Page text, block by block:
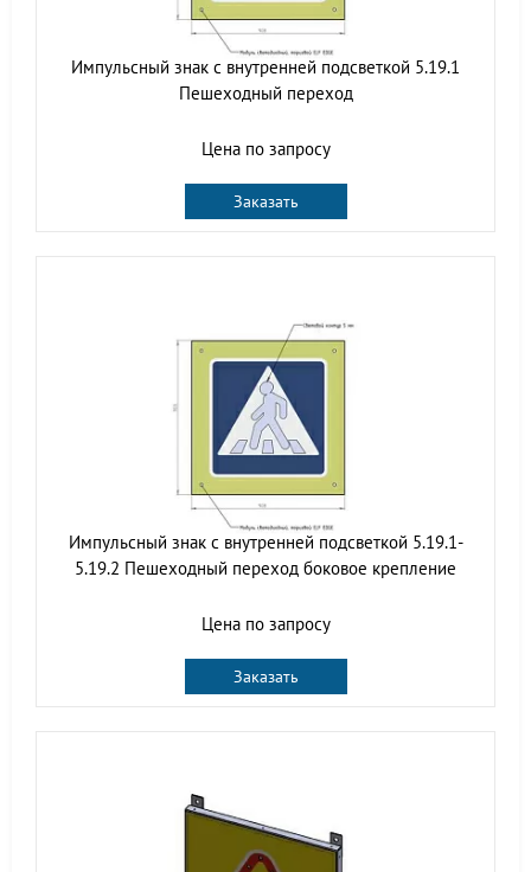
Импульсный знак с внутренней подсветкой 5.19.1
Пешеходный переход
Цена по запросу
Заказать
Импульсный знак с внутренней подсветкой 5.19.1-
5.19.2 Пешеходный переход боковое крепление
Цена по запросу
Заказать